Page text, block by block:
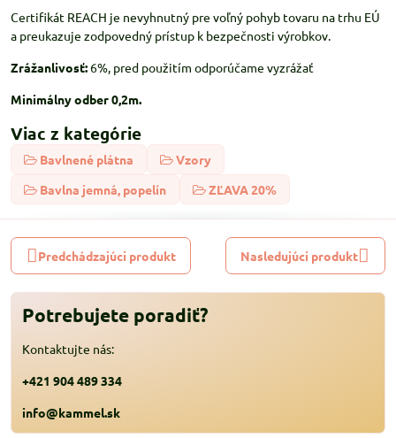
Certifikát REACH je nevyhnutný pre voľný pohyb tovaru na trhu EÚ
a preukazuje zodpovedný prístup k bezpečnosti výrobkov.
Zrážanlivosť: 6%, pred použitím odporúčame vyzrážať
Minimálny odber 0,2m.
Viac z kategórie
Bavlnené plátna
Vzory
Bavlna jemná, popelín
ZĽAVA 20%
Predchádzajúci produkt Nasledujúci produkt
Potrebujete poradiť?
Kontaktujte nás:
+421 904 489 334
info@kammel.sk